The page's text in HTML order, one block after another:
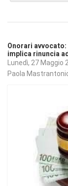
Onorari
implica rinuncia
Lunedì, 27 Maggio
Paola